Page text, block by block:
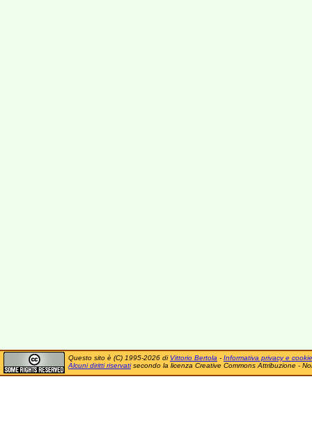
Questo sito è (C) 1995-2026 di Vittorio Bertola - Informativa privacy e cookie
Alcuni diritti riservatisecondo la licenza Creative Commons Attribuzione -